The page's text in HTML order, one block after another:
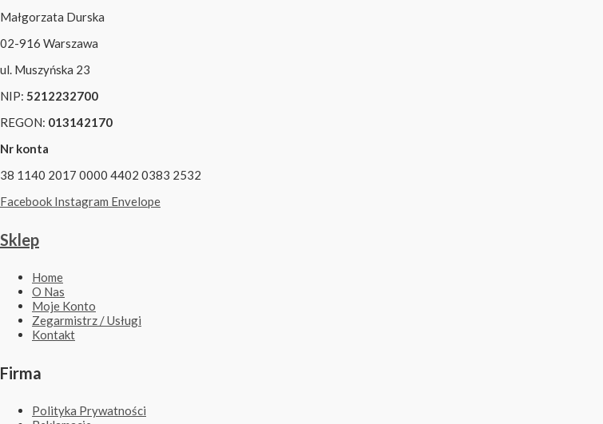
Małgorzata Durska
02-916 Warszawa
ul. Muszyńska 23
NIP: 5212232700
REGON: 013142170
Nr konta
38 1140 2017 0000 4402 0383 2532
Facebook Instagram Envelope
Sklep
Home
O Nas
Moje Konto
Zegarmistrz / Usługi
Kontakt
Firma
Polityka Prywatności